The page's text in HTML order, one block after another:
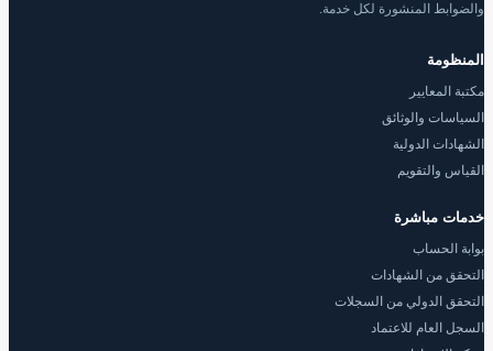
والضوابط المنشورة لكل خدمة.
المنظومة
مكتبة المعايير
السياسات والوثائق
الشهادات الدولية
القياس والتقويم
خدمات مباشرة
بوابة الحساب
التحقق من الشهادات
التحقق الدولي من السجلات
السجل العام للاعتماد